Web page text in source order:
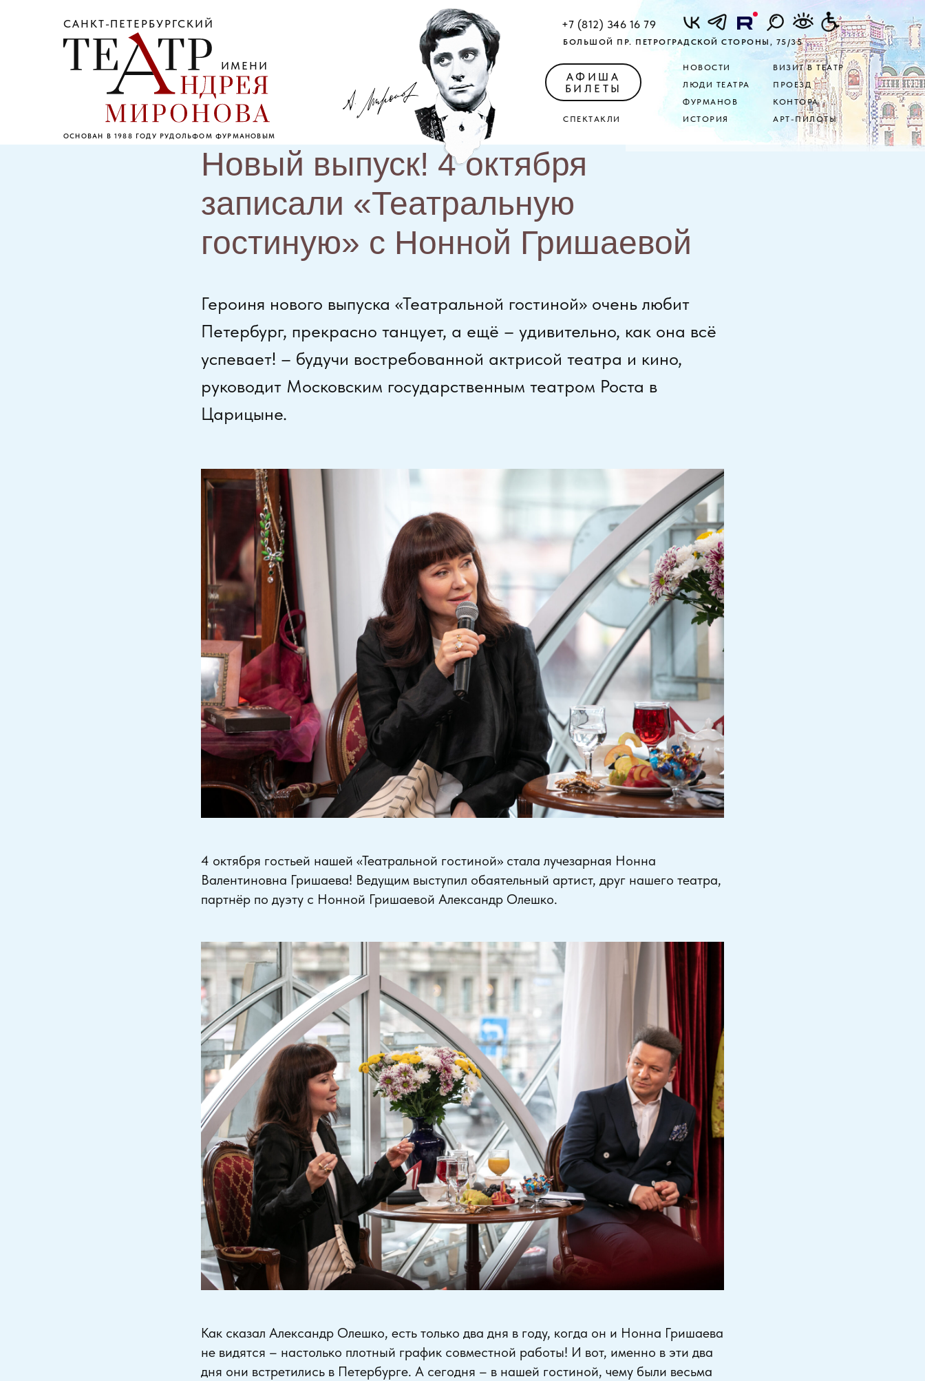
САНКТ-ПЕТЕРБУРГСКИЙ
ИМЕНИ
ОСНОВАН В 1988 ГОДУ РУДОЛЬФОМ ФУРМАНОВЫМ
+7 (812) 346 16 79
БОЛЬШОЙ ПР. ПЕТРОГРАДСКОЙ СТОРОНЫ, 75/35
АРТ-ПИЛОТЫ
КОНТОРА
ПРОЕЗД
ВИЗИТ В ТЕАТР
НОВОСТИ
ИСТОРИЯ
ФУРМАНОВ
ЛЮДИ ТЕАТРА
СПЕКТАКЛИ
АФИША
БИЛЕТЫ
Новый выпуск! 4 октября
записали «Театральную
гостиную» с Нонной Гришаевой
Героиня нового выпуска «Театральной гостиной» очень любит
Петербург, прекрасно танцует, а ещё – удивительно, как она всё
успевает! – будучи востребованной актрисой театра и кино,
руководит Московским государственным театром Роста в
Царицыне.
4 октября гостьей нашей «Театральной гостиной» стала лучезарная Нонна
Валентиновна Гришаева! Ведущим выступил обаятельный артист, друг нашего театра,
партнёр по дуэту с Нонной Гришаевой Александр Олешко.
Как сказал Александр Олешко, есть только два дня в году, когда он и Нонна Гришаева
не видятся – настолько плотный график совместной работы! И вот, именно в эти два
дня они встретились в Петербурге. А сегодня – в нашей гостиной, чему были весьма